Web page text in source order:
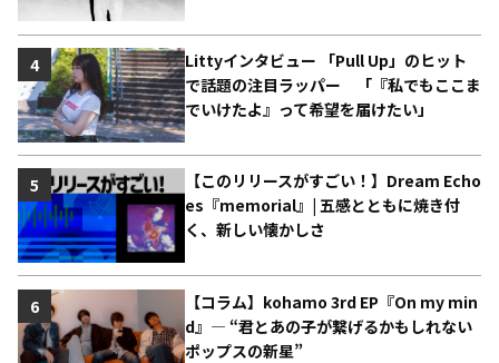
Littyインタビュー 「Pull Up」のヒット
で話題の注目ラッパー 「『私でもここま
でいけたよ』って希望を届けたい」
4
【このリリースがすごい！】Dream Echo
es『memorial』| 五感とともに焼き付
く、新しい懐かしさ
5
【コラム】kohamo 3rd EP『On my min
d』― “君とあの子が繋げるかもしれない
ポップスの新星”
6